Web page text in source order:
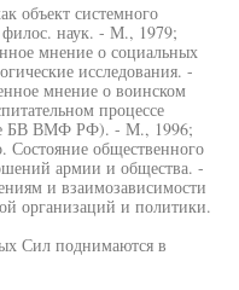
объект системного
наук. - М., 1979;
мнение о социальных
исследования. -
мнение о воинском
процессе
БВ ВМФ РФ). - М., 1996;
общественного
армии и общества. -
и взаимозависимости
организаций и политики.
Сил поднимаются в